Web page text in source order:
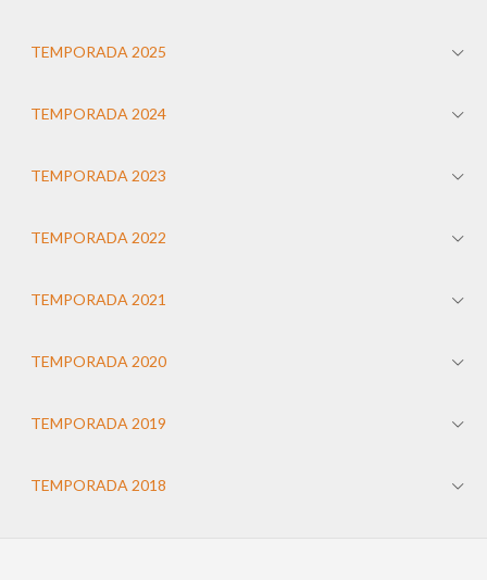
TEMPORADA 2025
TEMPORADA 2024
TEMPORADA 2023
TEMPORADA 2022
TEMPORADA 2021
TEMPORADA 2020
TEMPORADA 2019
TEMPORADA 2018